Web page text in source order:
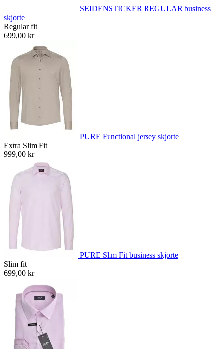
SEIDENSTICKER REGULAR business
skjorte
Regular fit
699,00 kr
PURE Functional jersey skjorte
Extra Slim Fit
999,00 kr
PURE Slim Fit business skjorte
Slim fit
699,00 kr